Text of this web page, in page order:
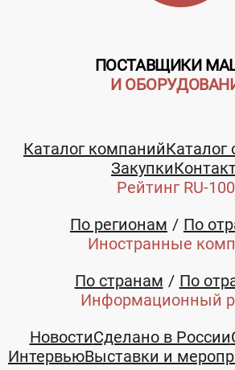
ПОСТАВЩИКИ
И
Каталог компанийКаталог
Закупки
Рейтинг RU-
По регионам
По
Иностранные
По странам
По
Информационный
НовостиСделано в России
ИнтервьюВыставки и